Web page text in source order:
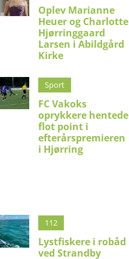
Oplev Marianne
Heuer og Charlotte
Hjørringgaard
Larsen i Abildgård
Kirke
Sport
FC Vakoks
oprykkere hentede
flot point i
efterårspremieren
i Hjørring
112
Lystfiskere i robåd
ved Strandby